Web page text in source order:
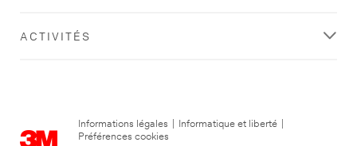
ACTIVITÉS
Informations légales Informatique et liberté
Préférences cookies